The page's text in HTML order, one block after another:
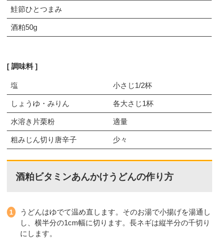
鮭節ひとつまみ
酒粕50g
調味料
塩 小さじ1/2杯
しょうゆ・みりん 各大さじ1杯
水溶き片栗粉 適量
粗みじん切り唐辛子 少々
酒粕ビタミンあんかけうどんの作り方
うどんはゆでて温め直します。そのお湯で小揚げを湯通し
し、横半分の1cm幅に切ります。長ネギは縦半分の千切り
にします。